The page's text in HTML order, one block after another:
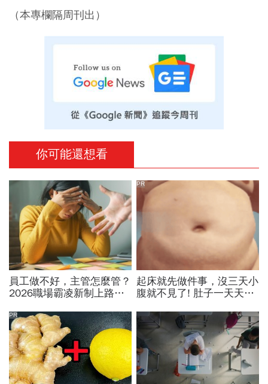
（本專欄隔周刊出）
你可能還想看
員工做不好，主管怎麼管？
2026職場霸凌新制上路，
「霸凌」的3條安全邊界
起床就先做件事，沒三天小
腹就不見了! 肚子一天天變
PR
PR